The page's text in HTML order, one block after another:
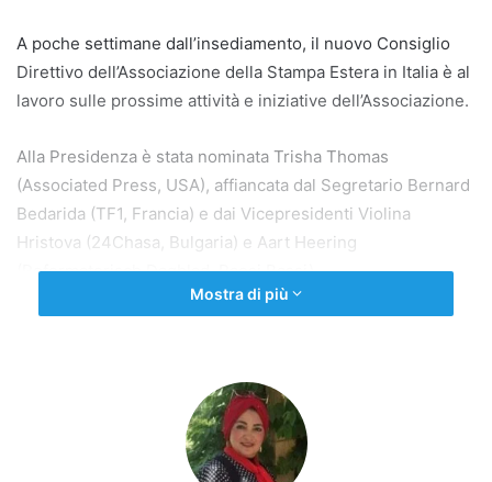
A poche settimane dall’insediamento, il nuovo Consiglio
Direttivo dell’Associazione della Stampa Estera in Italia è al
lavoro sulle prossime attività e iniziative dell’Associazione.
Alla Presidenza è stata nominata Trisha Thomas
(Associated Press, USA), affiancata dal Segretario Bernard
Bedarida (TF1, Francia) e dai Vicepresidenti Violina
Hristova (24Chasa, Bulgaria) e Aart Heering
(Reformatorisch Dagblad, Paesi Bassi).
Norvegia), Sergio Hernan Mora (Valores R./Clarín,
Argentina), Gina de Azevedo Marques (RFI Brasil, Brasile),
Alfredo Tesio (Politiken, Danimarca), Virginia Kirst
(Handelsblatt, Germania), Susanne Schaller (Form
Mostra di più